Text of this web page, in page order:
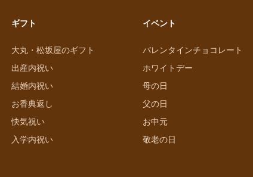
ギフト
大丸・松坂屋のギフト
出産内祝い
結婚内祝い
お香典返し
快気祝い
入学内祝い
イベント
バレンタインチョコレート
ホワイトデー
母の日
父の日
お中元
敬老の日